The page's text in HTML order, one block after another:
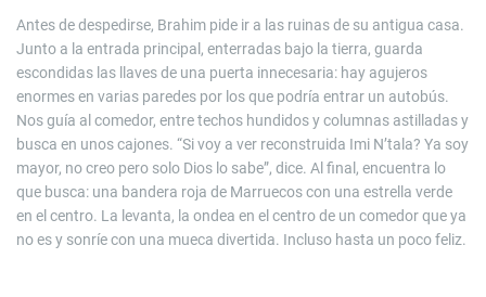
Antes de despedirse, Brahim pide ir a las ruinas de su antigua casa.
Junto a la entrada principal, enterradas bajo la tierra, guarda
escondidas las llaves de una puerta innecesaria: hay agujeros
enormes en varias paredes por los que podría entrar un autobús.
Nos guía al comedor, entre techos hundidos y columnas astilladas y
busca en unos cajones. “Si voy a ver reconstruida Imi N’tala? Ya soy
mayor, no creo pero solo Dios lo sabe”, dice. Al final, encuentra lo
que busca: una bandera roja de Marruecos con una estrella verde
en el centro. La levanta, la ondea en el centro de un comedor que ya
no es y sonríe con una mueca divertida. Incluso hasta un poco feliz.